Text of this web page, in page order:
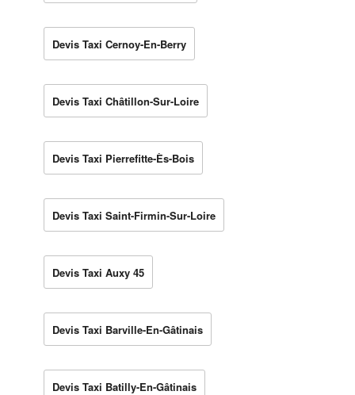
Devis Taxi Cernoy-En-Berry
Devis Taxi Châtillon-Sur-Loire
Devis Taxi Pierrefitte-Ès-Bois
Devis Taxi Saint-Firmin-Sur-Loire
Devis Taxi Auxy 45
Devis Taxi Barville-En-Gâtinais
Devis Taxi Batilly-En-Gâtinais